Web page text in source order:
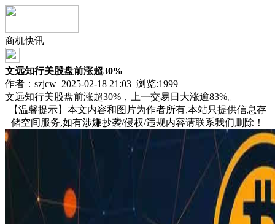
商机快讯
文远知行美股盘前涨超30%
作者：szjcw 2025-02-18 21:03 浏览:1999
文远知行美股盘前涨超30%，上一交易日大涨逾83%。
【温馨提示】本文内容和图片为作者所有,本站只提供信息存
储空间服务,如有涉嫌抄袭/侵权/违规内容请联系我们删除！